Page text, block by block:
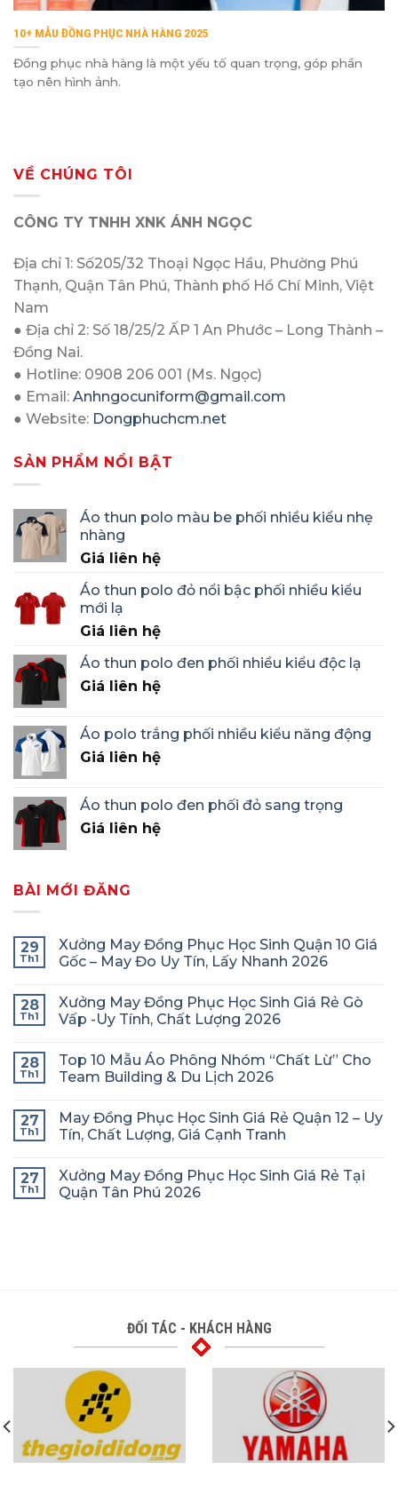
10+ MẪU ĐỒNG PHỤC NHÀ HÀNG 2025
Đồng phục nhà hàng là một yếu tố quan trọng, góp phần
tạo nên hình ảnh.
VỀ CHÚNG TÔI
CÔNG TY TNHH XNK ÁNH NGỌC
Địa chỉ 1: Số205/32 Thoại Ngọc Hầu, Phường Phú
Thạnh, Quận Tân Phú, Thành phố Hồ Chí Minh, Việt
Nam
● Địa chỉ 2: Số 18/25/2 ẤP 1 An Phước – Long Thành –
Đồng Nai.
● Hotline: 0908 206 001 (Ms. Ngọc)
● Email: Anhngocuniform@gmail.com
● Website: Dongphuchcm.net
SẢN PHẨM NỔI BẬT
Áo thun polo màu be phối nhiều kiểu nhẹ
nhàng
Giá liên hệ
Áo thun polo đỏ nổi bậc phối nhiều kiểu
mới lạ
Giá liên hệ
Áo thun polo đen phối nhiều kiểu độc lạ
Giá liên hệ
Áo polo trắng phối nhiều kiểu năng động
Giá liên hệ
Áo thun polo đen phối đỏ sang trọng
Giá liên hệ
BÀI MỚI ĐĂNG
29
Th1
Xưởng May Đồng Phục Học Sinh Quận 10 Giá
Gốc – May Đo Uy Tín, Lấy Nhanh 2026
28
Th1
Xưởng May Đồng Phục Học Sinh Giá Rẻ Gò
Vấp -Uy Tính, Chất Lượng 2026
28
Th1
Top 10 Mẫu Áo Phông Nhóm “Chất Lừ” Cho
Team Building & Du Lịch 2026
27
Th1
May Đồng Phục Học Sinh Giá Rẻ Quận 12 – Uy
Tín, Chất Lượng, Giá Cạnh Tranh
27
Th1
Xưởng May Đồng Phục Học Sinh Giá Rẻ Tại
Quận Tân Phú 2026
ĐỐI TÁC - KHÁCH HÀNG